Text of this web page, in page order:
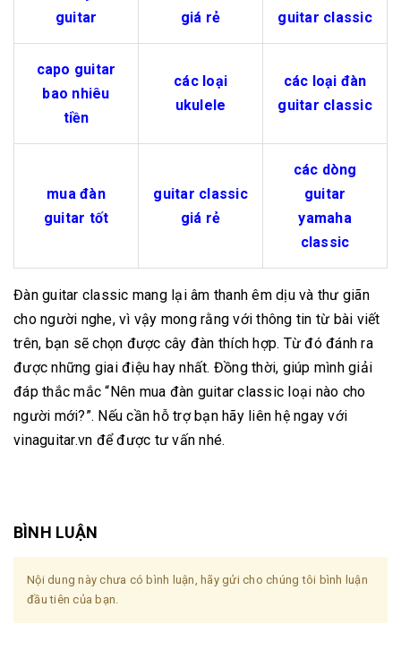
guitar
giá rẻ
guitar classic
capo guitar
bao nhiêu
tiền
các loại
ukulele
các loại đàn
guitar classic
mua đàn
guitar tốt
guitar classic
giá rẻ
các dòng
guitar
yamaha
classic
Đàn guitar classic mang lại âm thanh êm dịu và thư giãn
cho người nghe, vì vậy mong rằng với thông tin từ bài viết
trên, bạn sẽ chọn được cây đàn thích hợp. Từ đó đánh ra
được những giai điệu hay nhất. Đồng thời, giúp mình giải
đáp thắc mắc “Nên mua đàn guitar classic loại nào cho
người mới?”. Nếu cần hỗ trợ bạn hãy liên hệ ngay với
vinaguitar.vn để được tư vấn nhé.
BÌNH LUẬN
Nội dung này chưa có bình luận, hãy gửi cho chúng tôi bình luận
đầu tiên của bạn.